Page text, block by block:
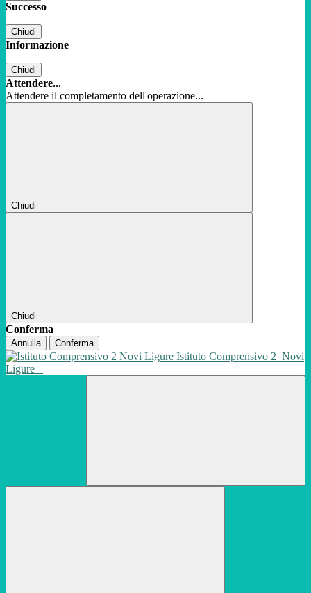
Successo
Chiudi
Informazione
Chiudi
Attendere...
Attendere il completamento dell'operazione...
Chiudi
Chiudi
Conferma
Annulla Conferma
Istituto Comprensivo 2 Novi
Ligure